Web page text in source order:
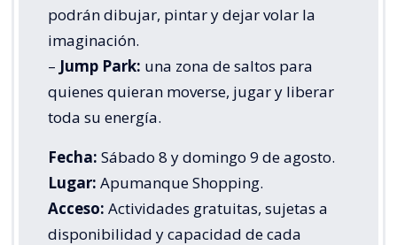
podrán dibujar, pintar y dejar volar la
imaginación.
– Jump Park: una zona de saltos para
quienes quieran moverse, jugar y liberar
toda su energía.
Fecha: Sábado 8 y domingo 9 de agosto.
Lugar: Apumanque Shopping.
Acceso: Actividades gratuitas, sujetas a
disponibilidad y capacidad de cada